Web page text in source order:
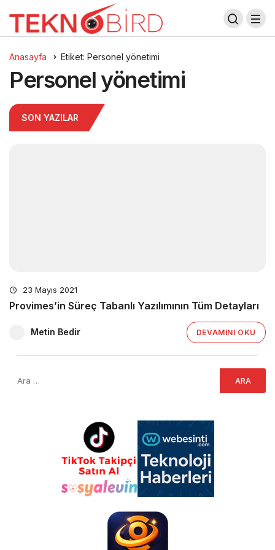
Anasayfa Etiket: Personel yönetimi
Personel yönetimi
SON YAZILAR
23 Mayıs 2021
Provimes’in Süreç Tabanlı Yazılımının Tüm Detayları
Metin Bedir DEVAMINI OKU